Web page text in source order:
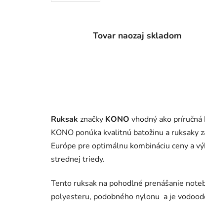
Tovar naozaj skladom
Ruksak značky KONO vhodný ako príručná
KONO ponúka kvalitnú batožinu a ruksaky
Európe pre optimálnu kombináciu ceny a
strednej triedy.
Tento ruksak na pohodlné prenášanie
polyesteru, podobného nylonu a je